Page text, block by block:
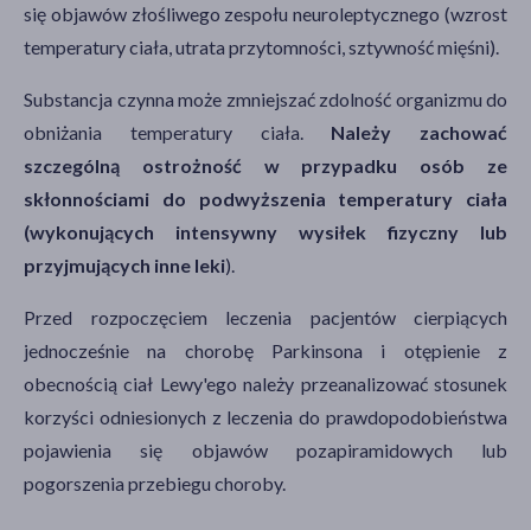
się objawów złośliwego zespołu neuroleptycznego (wzrost
temperatury ciała, utrata przytomności, sztywność mięśni).
Substancja czynna może zmniejszać zdolność organizmu do
obniżania temperatury ciała. Należy zachować
szczególną ostrożność w przypadku osób ze
skłonnościami do podwyższenia temperatury ciała
(wykonujących intensywny wysiłek fizyczny lub
przyjmujących inne leki).
Przed rozpoczęciem leczenia pacjentów cierpiących
jednocześnie na chorobę Parkinsona i otępienie z
obecnością ciał Lewy'ego należy przeanalizować stosunek
korzyści odniesionych z leczenia do prawdopodobieństwa
pojawienia się objawów pozapiramidowych lub
pogorszenia przebiegu choroby.